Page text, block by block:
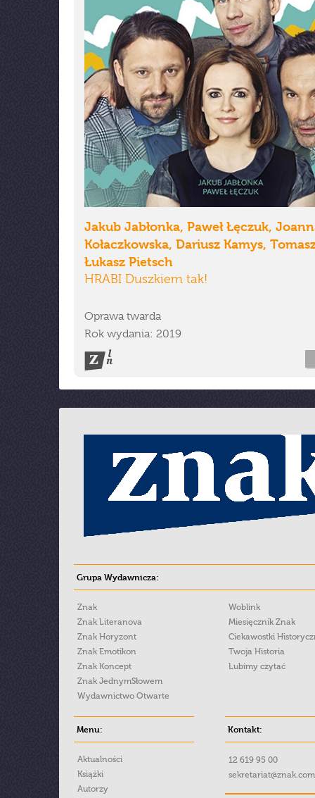
Jakub Jabłonka, Paweł Łęczuk,
Kołaczkowska, Dariusz Kamys,
Łukasz Pietsch
HRABI Duszkiem tak!
Oprawa twarda
Rok wydania: 2019
Grupa Wydawnicza:
Znak
Znak Literanova
Znak Horyzont
Znak Emotikon
Znak Koncept
Znak JednymSłowem
Wydawnictwo Otwarte
Woblink
Miesięcznik Znak
Ciekawostki
Twoja Historia
Lubimy czytać
Menu:
Aktualności
Książki
Autorzy
Kontakt:
12 619 95 00